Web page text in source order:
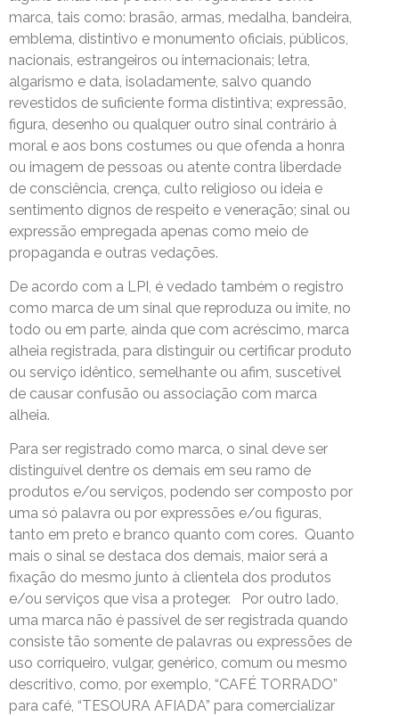
marca, tais como: brasão, armas, medalha, bandeira,
emblema, distintivo e monumento oficiais, públicos,
nacionais, estrangeiros ou internacionais; letra,
algarismo e data, isoladamente, salvo quando
revestidos de suficiente forma distintiva; expressão,
figura, desenho ou qualquer outro sinal contrário à
moral e aos bons costumes ou que ofenda a honra
ou imagem de pessoas ou atente contra liberdade
de consciência, crença, culto religioso ou ideia e
sentimento dignos de respeito e veneração; sinal ou
expressão empregada apenas como meio de
propaganda e outras vedações.
De acordo com a LPI, é vedado também o registro
como marca de um sinal que reproduza ou imite, no
todo ou em parte, ainda que com acréscimo, marca
alheia registrada, para distinguir ou certificar produto
ou serviço idêntico, semelhante ou afim, suscetível
de causar confusão ou associação com marca
alheia.
Para ser registrado como marca, o sinal deve ser
distinguível dentre os demais em seu ramo de
produtos e/ou serviços, podendo ser composto por
uma só palavra ou por expressões e/ou figuras,
tanto em preto e branco quanto com cores. Quanto
mais o sinal se destaca dos demais, maior será a
fixação do mesmo junto à clientela dos produtos
e/ou serviços que visa a proteger. Por outro lado,
uma marca não é passível de ser registrada quando
consiste tão somente de palavras ou expressões de
uso corriqueiro, vulgar, genérico, comum ou mesmo
descritivo, como, por exemplo, “CAFÉ TORRADO”
para café, “TESOURA AFIADA” para comercializar